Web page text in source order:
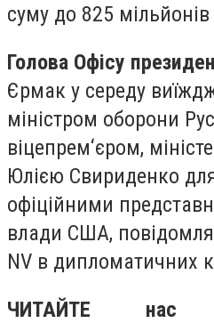
суму до 825
Голова Офісу
Єрмак у середу
міністром оборони
віцепрем‘єром,
Юлією Свириденко для
офіційними
влади США,
NV в дипломатичних
ЧИТАЙТЕ нас